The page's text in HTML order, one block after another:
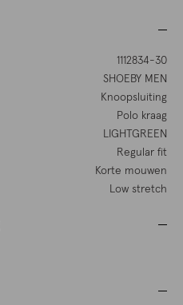
1112834-30
SHOEBY MEN
Knoopsluiting
Polo kraag
LIGHTGREEN
Regular fit
Korte mouwen
Low stretch